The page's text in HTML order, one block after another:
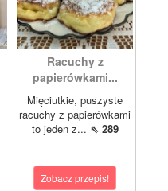
Racuchy z
papierówkami...
Mięciutkie, puszyste
racuchy z papierówkami
to jeden z... ⇖ 289
Zobacz przepis!